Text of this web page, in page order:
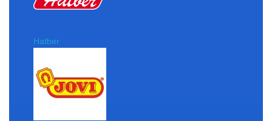
Hatber